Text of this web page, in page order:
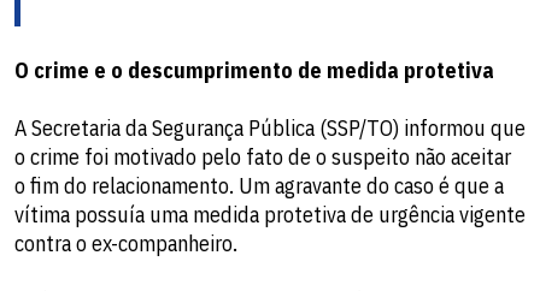
O crime e o descumprimento de medida protetiva
A Secretaria da Segurança Pública (SSP/TO) informou que
o crime foi motivado pelo fato de o suspeito não aceitar
o fim do relacionamento. Um agravante do caso é que a
vítima possuía uma medida protetiva de urgência vigente
contra o ex-companheiro.